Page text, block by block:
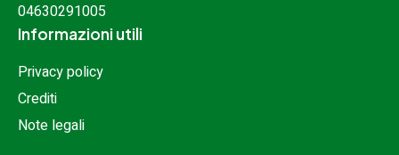
04630291005
Informazioni utili
Privacy policy
Crediti
Note legali